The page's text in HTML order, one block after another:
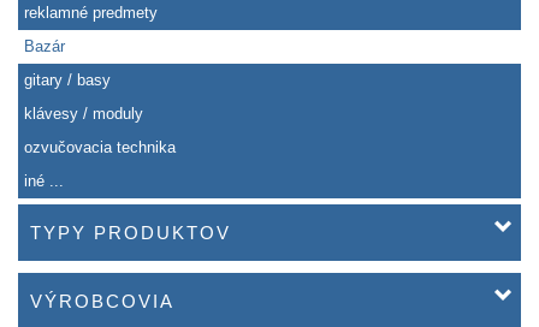
reklamné predmety
Bazár
gitary / basy
klávesy / moduly
ozvučovacia technika
iné ...
TYPY PRODUKTOV
VÝROBCOVIA